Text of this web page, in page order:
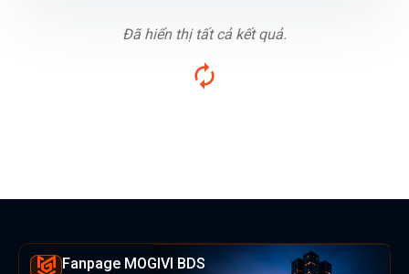
Đã hiển thị tất cả kết quả.
Fanpage MOGIVI BDS